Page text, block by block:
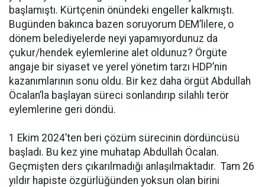
başlamıştı. Kürtçenin önündeki engeller kalkmıştı.
Bugünden bakınca bazen soruyorum DEM’lilere, o
dönem belediyelerde neyi yapamıyordunuz da
çukur/hendek eylemlerine alet oldunuz? Örgüte
angaje bir siyaset ve yerel yönetim tarzı HDP’nin
kazanımlarının sonu oldu. Bir kez daha örgüt Abdullah
Öcalan’la başlayan süreci sonlandırıp silahlı terör
eylemlerine geri döndü.
1 Ekim 2024’ten beri çözüm sürecinin dördüncüsü
başladı. Bu kez yine muhatap Abdullah Öcalan.
Geçmişten ders çıkarılmadığı anlaşılmaktadır. Tam 26
yıldır hapiste özgürlüğünden yoksun olan birini